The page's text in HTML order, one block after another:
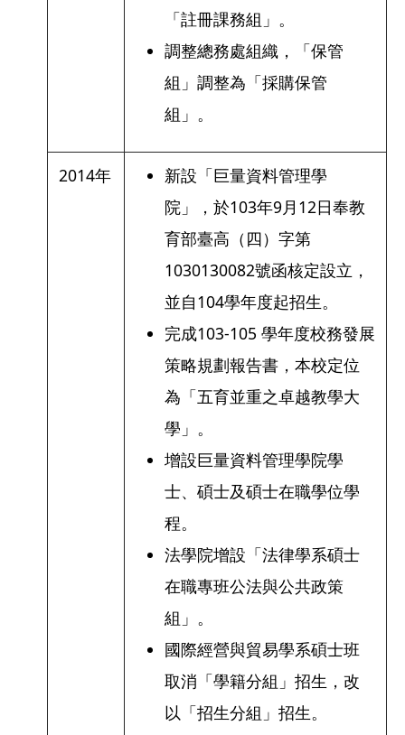
「註冊課務組」。
調整總務處組織，「保管
組」調整為「採購保管
組」。
2014年
新設「巨量資料管理學
院」，於103年9月12日奉教
育部臺高（四）字第
1030130082號函核定設立，
並自104學年度起招生。
完成103-105 學年度校務發展
策略規劃報告書，本校定位
為「五育並重之卓越教學大
學」。
增設巨量資料管理學院學
士、碩士及碩士在職學位學
程。
法學院增設「法律學系碩士
在職專班公法與公共政策
組」。
國際經營與貿易學系碩士班
取消「學籍分組」招生，改
以「招生分組」招生。